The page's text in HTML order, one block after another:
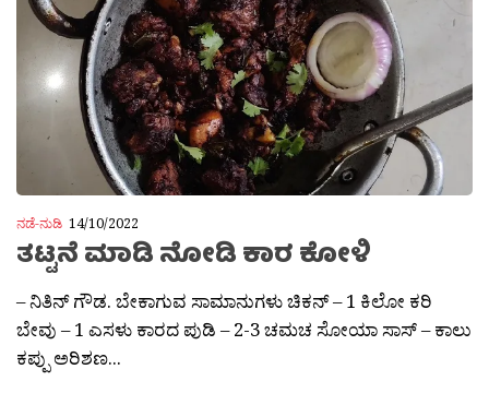
ನಡೆ-ನುಡಿ 14/10/2022
ತಟ್ಟನೆ ಮಾಡಿ ನೋಡಿ ಕಾರ ಕೋಳಿ
– ನಿತಿನ್ ಗೌಡ. ಬೇಕಾಗುವ ಸಾಮಾನುಗಳು ಚಿಕನ್ – 1 ಕಿಲೋ ಕರಿ
ಬೇವು – 1 ಎಸಳು ಕಾರದ ಪುಡಿ – 2-3 ಚಮಚ ಸೋಯಾ ಸಾಸ್ – ಕಾಲು
ಕಪ್ಪು ಅರಿಶಣ...